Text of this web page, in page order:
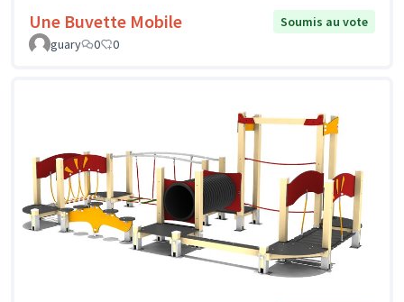
Une Buvette Mobile
Soumis au vote
guary
0 0